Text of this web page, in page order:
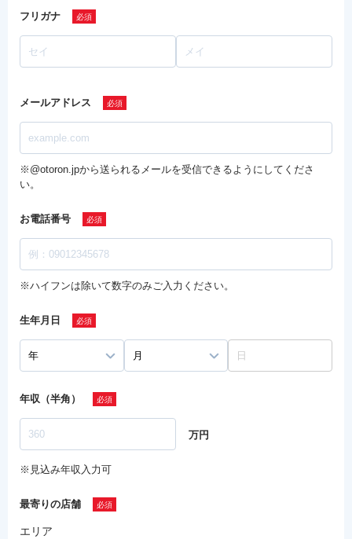
フリガナ
メールアドレス
※@otoron.jpから送られるメールを受信できるようにしてくださ
い。
お電話番号
※ハイフンは除いて数字のみご入力ください。
生年月日
年収（半角）
万円
※見込み年収入力可
最寄りの店舗
エリア